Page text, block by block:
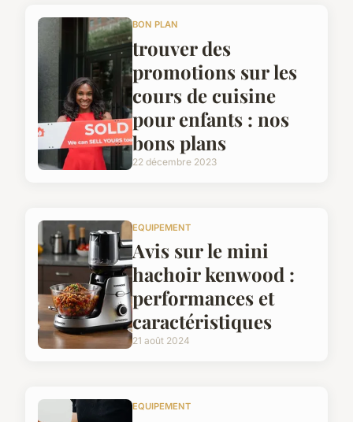
BON PLAN
trouver des
promotions sur les
cours de cuisine
pour enfants : nos
bons plans
22 décembre 2023
EQUIPEMENT
Avis sur le mini
hachoir kenwood :
performances et
caractéristiques
21 août 2024
EQUIPEMENT